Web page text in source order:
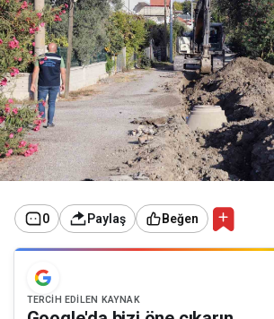
0 Paylaş Beğen
TERCIH EDILEN KAYNAK